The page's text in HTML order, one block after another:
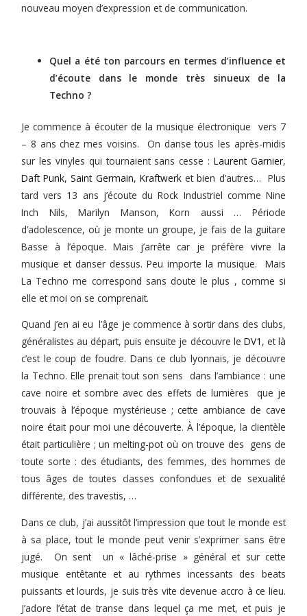
nouveau moyen d’expression et de communication.
Quel a été ton parcours en termes d’influence et
d’écoute dans le monde très sinueux de la
Techno ?
Je commence à écouter de la musique électronique vers 7
– 8 ans chez mes voisins. On danse tous les après-midis
sur les vinyles qui tournaient sans cesse :Laurent Garnier,
Daft Punk,Saint Germain, Kraftwerket bien d’autres… Plus
tard vers 13 ans j’écoute du Rock Industriel comme Nine
Inch Nils, Marilyn Manson, Korn aussi … Période
d’adolescence, où je monte un groupe, je fais de la guitare
Basse à l’époque. Mais j’arrête car je préfère vivre la
musique et danser dessus. Peu importe la musique. Mais
La Techno me correspond sans doute le plus , comme si
elle et moi on se comprenait.
Quand j’en ai eu l’âge je commence à sortir dans des clubs,
généralistes au départ, puis ensuite je découvre le DV1 , et là
c’est le coup de foudre. Dans ce club lyonnais, je découvre
la Techno. Elle prenait tout son sens dans l’ambiance : une
cave noire et sombre avec des effets de lumières que je
trouvais à l’époque mystérieuse ; cette ambiance de cave
noire était pour moi une découverte. À l’époque, la clientèle
était particulière ; un melting-pot où on trouve des gens de
toute sorte : des étudiants, des femmes, des hommes de
tous âges de toutes classes confondues et de sexualité
différente, des travestis, …
Dans ce club, j’ai aussitôt l’impression que tout le monde est
à sa place, tout le monde peut venir s’exprimer sans être
jugé. On sent un « lâché-prise » général et sur cette
musique entêtante et au rythmes incessants des beats
puissants et lourds, je suis très vite devenue accro à ce lieu.
J’adore l’état de transe dans lequel ça me met, et puis je